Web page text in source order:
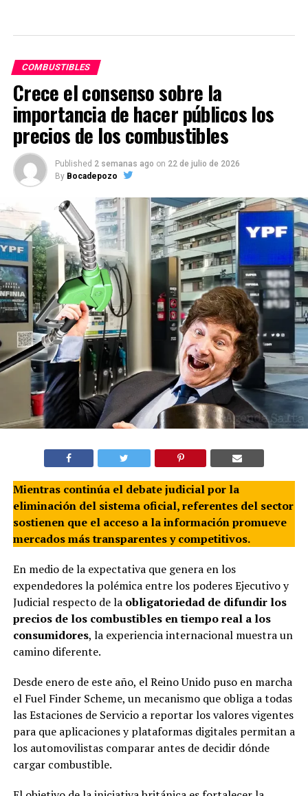
COMBUSTIBLES
Crece el consenso sobre la
importancia de hacer públicos los
precios de los combustibles
Published 2 semanas ago on 22 de julio de 2026
By Bocadepozo
Mientras continúa el debate judicial por la
eliminación del sistema oficial, referentes del sector
sostienen que el acceso a la información promueve
mercados más transparentes y competitivos.
En medio de la expectativa que genera en los
expendedores la polémica entre los poderes Ejecutivo y
Judicial respecto de la obligatoriedad de difundir los
precios de los combustibles en tiempo real a los
consumidores, la experiencia internacional muestra un
camino diferente.
Desde enero de este año, el Reino Unido puso en marcha
el Fuel Finder Scheme, un mecanismo que obliga a todas
las Estaciones de Servicio a reportar los valores vigentes
para que aplicaciones y plataformas digitales permitan a
los automovilistas comparar antes de decidir dónde
cargar combustible.